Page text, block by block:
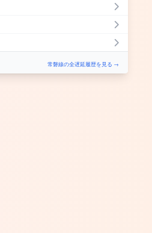
常磐線の全遅延履歴を見る →